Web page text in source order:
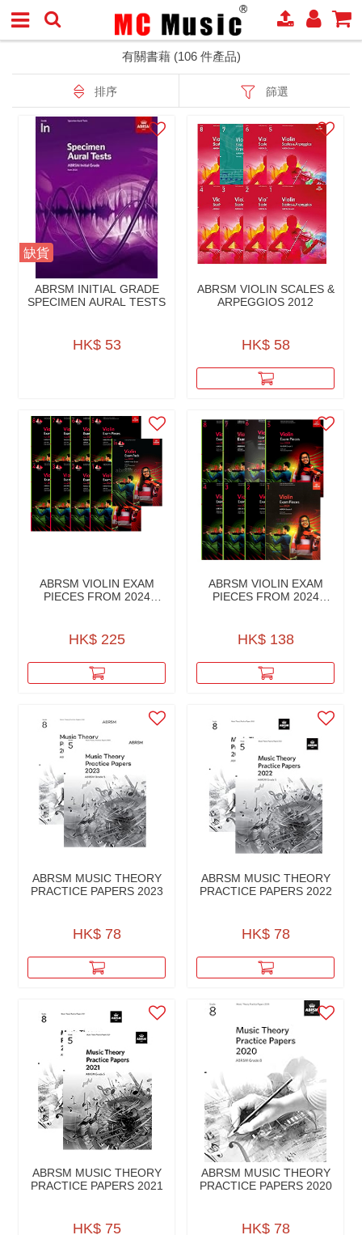
有關書藉 (106 件產品)
排序 篩選
缺貨
ABRSM INITIAL GRADE
SPECIMEN AURAL TESTS
HK$ 53
ABRSM VIOLIN SCALES &
ARPEGGIOS 2012
HK$ 58
ABRSM VIOLIN EXAM
PIECES FROM 2024
HK$ 225
ABRSM VIOLIN EXAM
PIECES FROM 2024
HK$ 138
ABRSM MUSIC THEORY
PRACTICE PAPERS 2023
HK$ 78
ABRSM MUSIC THEORY
PRACTICE PAPERS 2022
HK$ 78
ABRSM MUSIC THEORY
PRACTICE PAPERS 2021
HK$ 75
ABRSM MUSIC THEORY
PRACTICE PAPERS 2020
HK$ 78